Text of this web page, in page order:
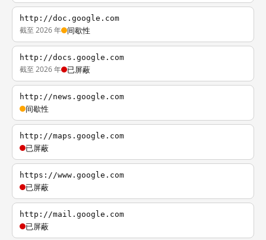
http://doc.google.com
截至 2026 年 间歇性
http://docs.google.com
截至 2026 年 已屏蔽
http://news.google.com
间歇性
http://maps.google.com
已屏蔽
https://www.google.com
已屏蔽
http://mail.google.com
已屏蔽